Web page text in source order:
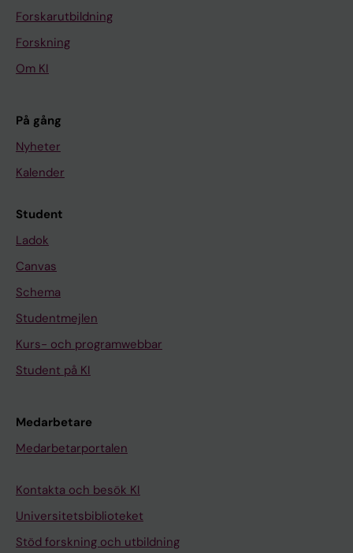
Forskarutbildning
Forskning
Om KI
På gång
Nyheter
Kalender
Student
Ladok
Canvas
Schema
Studentmejlen
Kurs- och programwebbar
Student på KI
Medarbetare
Medarbetarportalen
Kontakta och besök KI
Universitetsbiblioteket
Stöd forskning och utbildning